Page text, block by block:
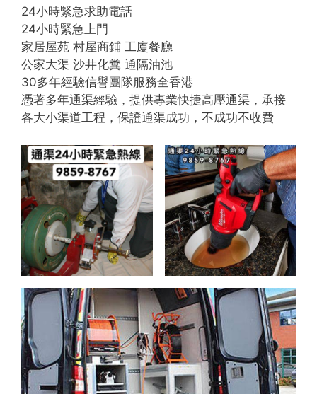
24小時緊急求助電話
24小時緊急上門
家居屋苑 村屋商鋪 工廈餐廳
公家大渠 沙井化糞 通隔油池
30多年經驗信譽團隊服務全香港
憑著多年通渠經驗，提供專業快捷高壓通渠，承接
各大小渠道工程，保證通渠成功，不成功不收費